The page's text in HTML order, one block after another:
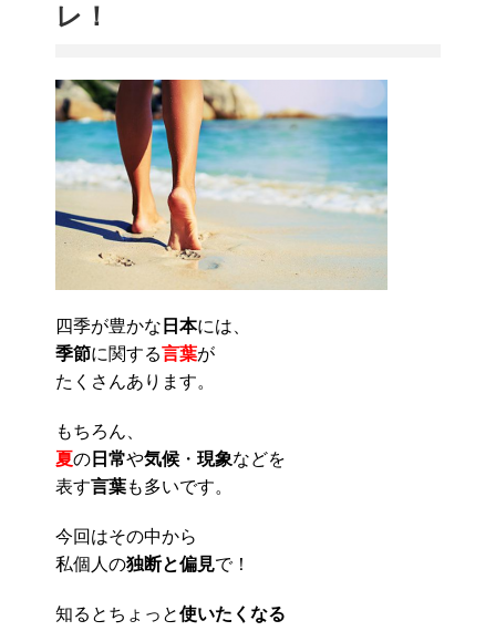
レ！
四季が豊かな 日本には、
季節に関する言葉が
たくさんあります。
もちろん、
夏の 日常や気候 ・ 現象などを
表す言葉も多いです。
今回はその中から
私個人の独断と偏見で！
知るとちょっと使いたくなる